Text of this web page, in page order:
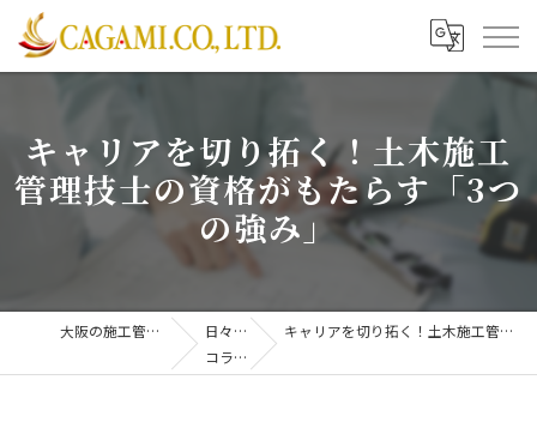
キャリアを切り拓く！土木施工
管理技士の資格がもたらす「3つ
の強み」
大阪の施工管理は株式会社CAGAMI
日々更新中！
コラム
キャリアを切り拓く！土木施工管理技士の資格がもたらす「3つの強み」